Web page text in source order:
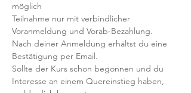
möglich
Teilnahme nur mit verbindlicher
Voranmeldung und Vorab-Bezahlung.
Nach deiner Anmeldung erhältst du eine
Bestätigung per Email.
Sollte der Kurs schon begonnen und du
Interesse an einem Quereinstieg haben,